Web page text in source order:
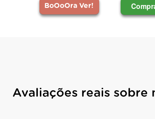
BoOoOra Ver!
Avaliações reais sobre